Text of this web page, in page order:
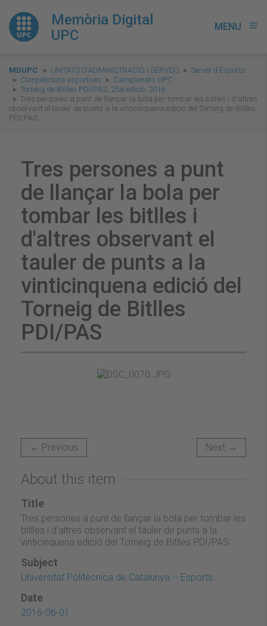
Memòria Digital
UPC
MENU menu
You
are
here:
MDUPC UNITATS D'ADMINISTRACIÓ I SERVEIS
Servei d'Esports
Competicions esportives
Campionats UPC
Torneig de Bitlles PDI/PAS, 25a edició. 2016
Tres persones a punt de llançar la bola per tombar les bitlles i d'altres
observant el tauler de punts a la vinticinquena edició del Torneig de Bitlles
PDI/PAS
Tres persones a punt
de llançar la bola per
tombar les bitlles i
d'altres observant el
tauler de punts a la
vinticinquena edició del
Torneig de Bitlles
PDI/PAS
← Previous Next →
About this item
Title
Tres persones a punt de llançar la bola per tombar les
bitlles i d'altres observant el tauler de punts a la
vinticinquena edició del Torneig de Bitlles PDI/PAS
Subject
Universitat Politècnica de Catalunya -- Esports
Date
2016-06-01